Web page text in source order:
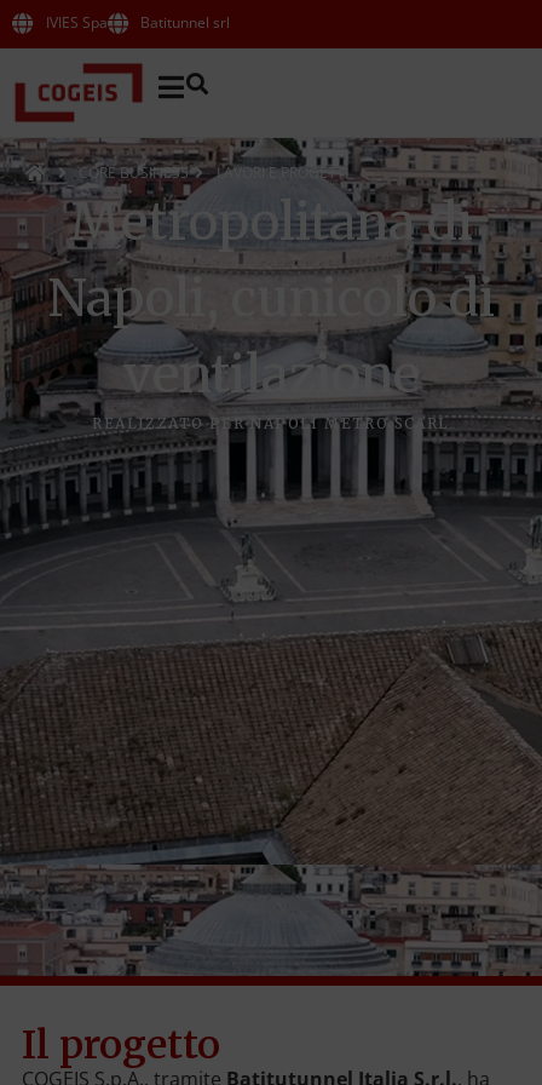
IVIES Spa Batitunnel srl
CORE BUSINESS LAVORI E PROGETTI
Metropolitana di
Napoli, cunicolo di
ventilazione
REALIZZATO PER NAPOLI METRO SCARL
Il progetto
COGEIS S.p.A., tramite Batitutunnel Italia S.r.l., ha